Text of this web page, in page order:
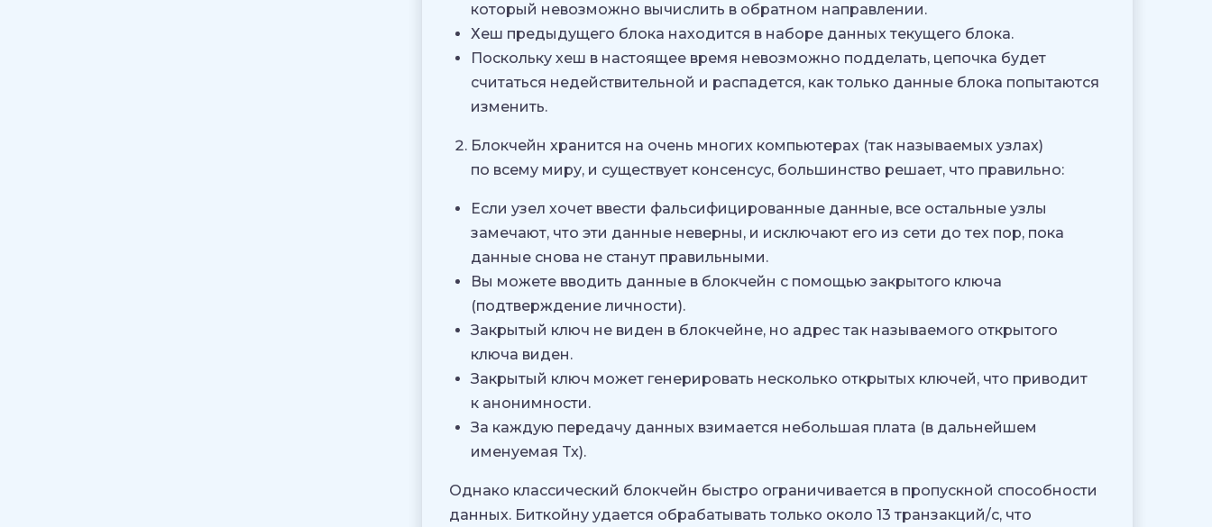
который невозможно вычислить в обратном направлении.
Хеш предыдущего блока находится в наборе данных текущего блока.
Поскольку хеш в настоящее время невозможно подделать, цепочка будет
считаться недействительной и распадется, как только данные блока попытаются
изменить.
Блокчейн хранится на очень многих компьютерах (так называемых узлах)
по всему миру, и существует консенсус, большинство решает, что правильно:
Если узел хочет ввести фальсифицированные данные, все остальные узлы
замечают, что эти данные неверны, и исключают его из сети до тех пор, пока
данные снова не станут правильными.
Вы можете вводить данные в блокчейн с помощью закрытого ключа
(подтверждение личности).
Закрытый ключ не виден в блокчейне, но адрес так называемого открытого
ключа виден.
Закрытый ключ может генерировать несколько открытых ключей, что приводит
к анонимности.
За каждую передачу данных взимается небольшая плата (в дальнейшем
именуемая Tx).
Однако классический блокчейн быстро ограничивается в пропускной способности
данных. Биткойну удается обрабатывать только около 13 транзакций/с, что